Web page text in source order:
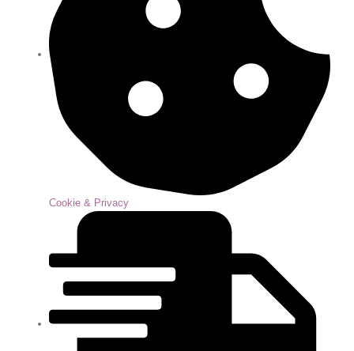
Cookie & Privacy